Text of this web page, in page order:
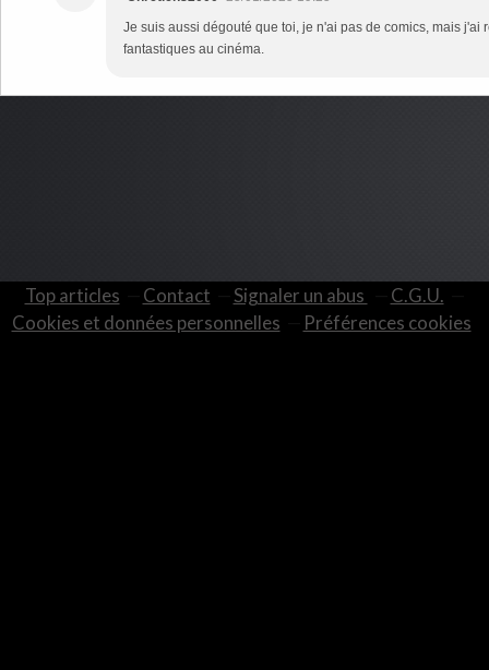
Je suis aussi dégouté que toi, je n'ai pas de comics, mais j'ai
fantastiques au cinéma.
Top articles Contact Signaler un abus
C.G.U.
Cookies et données personnelles
Préférences cookies